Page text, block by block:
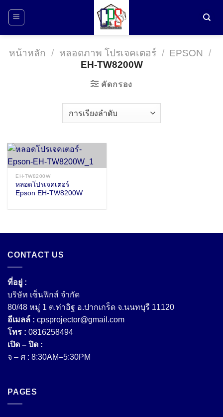
หน้าหลัก / หลอดภาพ โปรเจคเตอร์ / EPSON
/
EH-TW8200W
คัดกรอง
EH-TW8200W
หลอดโปรเจคเตอร์
Epson EH-TW8200W
CONTACT US
ที่อยู่ :
บริษัท เซ็นฟิกส์ จํากัด
80/48 หมู่ 1 ต.ท่าอิฐ อ.ปากเกร็ด จ.นนทบุรี 11120
อีเมลล์ : cpsprojector@gmail.com
โทร : 0816258494
เปิด – ปิด :
จ – ศ : 8:30AM–5:30PM
PAGES